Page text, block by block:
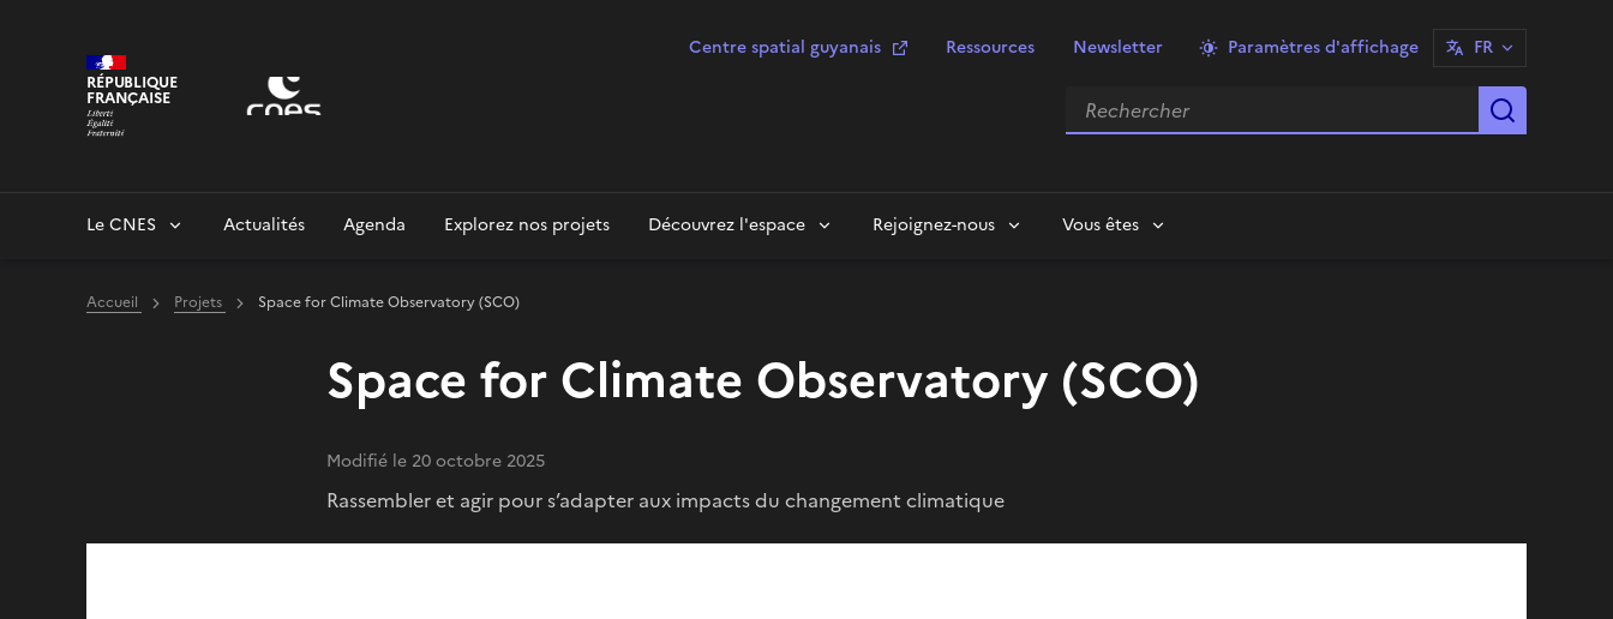
RÉPUBLIQUE
FRANÇAISE
Centre spatial guyanais Ressources Newsletter Paramètres d'affichage FR
Rechercher
Le CNES Actualités Agenda Explorez nos projets Découvrez l'espace Rejoignez-nous Vous êtes
Accueil Projets Space for Climate Observatory (SCO)
Space for Climate Observatory (SCO)
Modifié le 20 octobre 2025
Rassembler et agir pour s’adapter aux impacts du changement climatique